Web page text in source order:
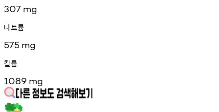
307 mg
나트륨
575 mg
칼륨
1089 mg